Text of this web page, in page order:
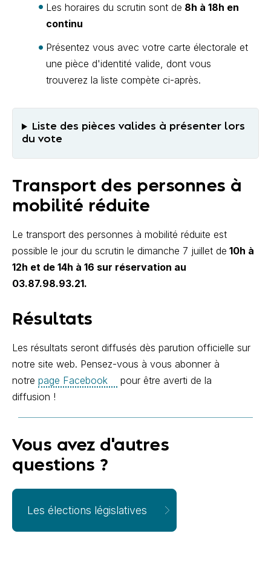
Les horaires du scrutin sont de 8h à 18h en
continu
Présentez vous avec votre carte électorale et
une pièce d'identité valide, dont vous
trouverez la liste compète ci-après.
Liste des pièces valides à présenter lors
du vote
Transport des personnes à
mobilité réduite
Le transport des personnes à mobilité réduite est
possible le jour du scrutin le dimanche 7 juillet de 10h à
12h et de 14h à 16 sur réservation au
03.87.98.93.21.
Résultats
Les résultats seront diffusés dès parution officielle sur
notre site web. Pensez-vous à vous abonner à
notre page Facebook
pour être averti de la
diffusion !
Vous avez d'autres
questions ?
Les élections législatives